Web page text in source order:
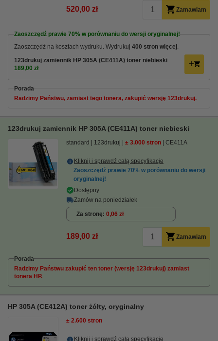
520,00 zł Zamawiam
Zaoszczędź prawie 70% w porównaniu do wersji oryginalnej!
Zaoszczędź na kosztach wydruku. Wydrukuj 400 stron więcej.
123drukuj zamiennik HP 305A (CE411A) toner niebieski
189,00 zł
Porada
Radzimy Państwu, zamiast tego tonera, zakupić wersję 123drukuj.
123drukuj zamiennik HP 305A (CE411A) toner niebieski
standard 123drukuj ± 3.000 stron CE411A
Kliknij i sprawdź całą specyfikacje
Zaoszczędź prawie 70% w porównaniu do wersji
oryginalnej!
Dostępny
Zamów na poniedziałek
Za stronę 0,06 zł
189,00 zł Zamawiam
Porada
Radzimy Państwu zakupić ten toner (wersję 123drukuj) zamiast
tonera HP.
HP 305A (CE412A) toner żółty, oryginalny
± 2.600 stron
Kliknij i sprawdź całą specyfikacje